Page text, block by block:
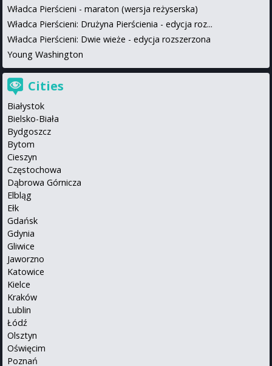
Władca Pierścieni - maraton (wersja reżyserska)
Władca Pierścieni: Drużyna Pierścienia - edycja roz...
Władca Pierścieni: Dwie wieże - edycja rozszerzona
Young Washington
Cities
Białystok
Bielsko-Biała
Bydgoszcz
Bytom
Cieszyn
Częstochowa
Dąbrowa Górnicza
Elbląg
Ełk
Gdańsk
Gdynia
Gliwice
Jaworzno
Katowice
Kielce
Kraków
Lublin
Łódź
Olsztyn
Oświęcim
Poznań